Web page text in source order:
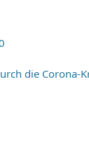
die Corona-